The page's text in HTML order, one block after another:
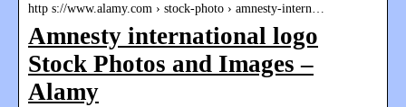
http s://www.alamy.com › stock-photo › amnesty-intern…
Amnesty international logo
Stock Photos and Images –
Alamy